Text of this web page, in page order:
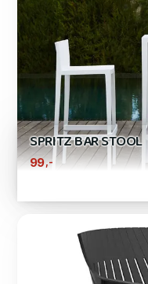
SPRITZ BAR STOOL
99,-